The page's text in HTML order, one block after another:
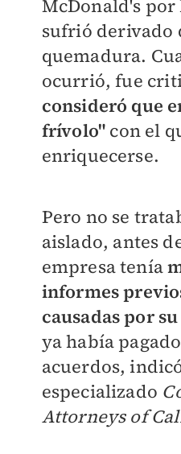
McDonald's por
sufrió derivado
quemadura.
ocurrió, fue
consideró que
frívolo" con el
enriquecerse.
Pero no se
aislado, antes
empresa tenía
informes
causadas por
ya había
acuerdos,
especializado C
Attorneys of